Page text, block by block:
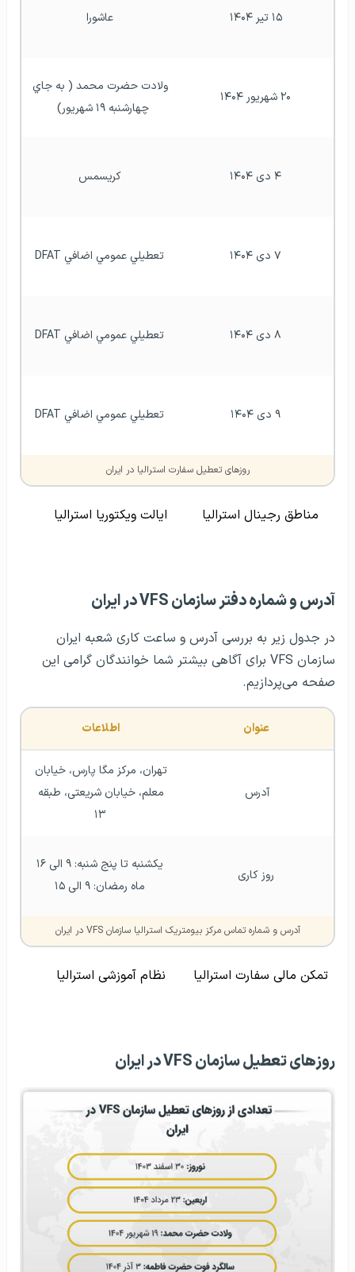
۱۵ تیر ۱۴۰۴ عاشورا
۲۰ شهریور ۱۴۰۴
چهارشنبه ۱۹ شهريور)
۴ دی ۱۴۰۴ کریسمس
۷ دی ۱۴۰۴ تعطيلي عمومي اضافي DFAT
۸ دی ۱۴۰۴ تعطيلي عمومي اضافي DFAT
۹ دی ۱۴۰۴ تعطيلي عمومي اضافي DFAT
روزهای تعطیل سفارت استرالیا در ایران
مناطق رجینال استرالیا ایالت ویکتوریا استرالیا
آدرس و شماره دفتر سازمان VFS در ایران
در جدول زیر به بررسی آدرس و ساعت کاری شعبه ایران
سازمان VFS برای آگاهی بیشتر شما خوانندگان گرامی این
صفحه می‌پردازیم.
عنوان اطلاعات
آدرس
۱۳
روز کاری
یکشنبه تا پنج شنبه: ۹ الی ۱۶
ماه رمضان: ۹ الی ۱۵
آدرس و شماره تماس مرکز بیومتریک استرالیا سازمان VFS در ایران
تمکن مالی سفارت استرالیا نظام آموزشی استرالیا
روزهای تعطیل سازمان VFS در ایران